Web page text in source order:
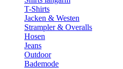
T-Shirts
Jacken & Westen
Strampler & Overalls
Hosen
Jeans
Outdoor
Bademode